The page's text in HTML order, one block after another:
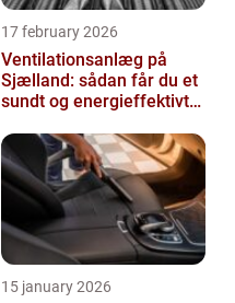
17 february 2026
Ventilationsanlæg på
Sjælland: sådan får du et
sundt og energieffektivt
15 january 2026